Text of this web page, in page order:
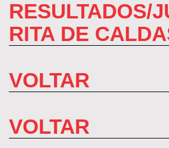
RESULTADOS/
RITA DE
VOLTAR
VOLTAR